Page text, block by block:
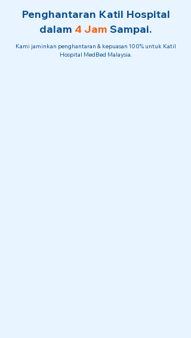
Penghantaran Katil Hospital
dalam 4 Jam Sampai.
Kami jaminkan penghantaran & kepuasan 100% untuk Katil
Hospital MedBed Malaysia.